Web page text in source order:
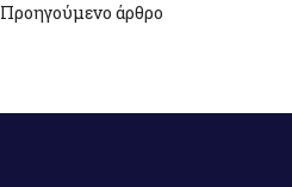
Προηγούμενο άρθρο